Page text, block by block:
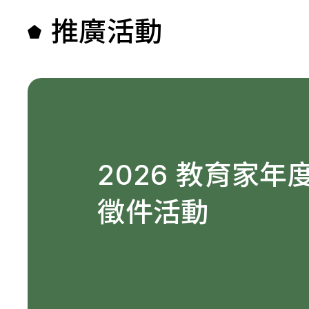
推廣活動
2026 教育家年
徵件活動